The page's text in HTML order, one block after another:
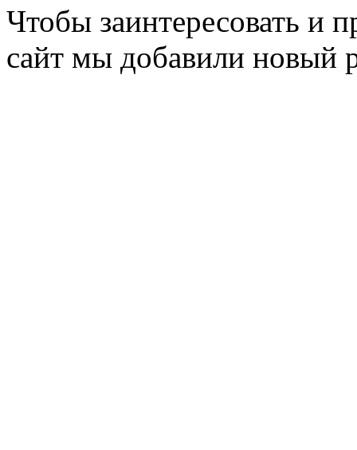
Чтобы заинтересовать и
сайт мы добавили новый